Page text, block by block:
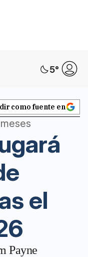
5°
como fuente en
el
Payne